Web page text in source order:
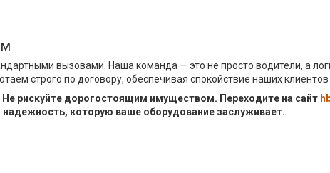
вызовами. Наша команда — это не просто водители, а
строго по договору, обеспечивая спокойствие наших
Не рискуйте дорогостоящим имуществом. Переходите на сайт
которую ваше оборудование заслуживает.